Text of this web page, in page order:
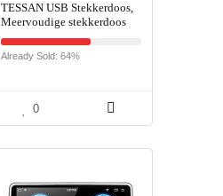
TESSAN USB Stekkerdoos,
Meervoudige stekkerdoos
overspanningsbeveiliging, 8
voudige Stekkerdoos
Overspanningsbeveiliging
Already Sold: 64%
0